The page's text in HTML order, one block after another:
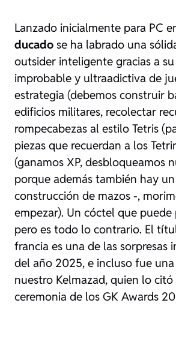
Lanzado inicialmente para PC
ducado se ha labrado una
outsider inteligente gracias a
improbable y ultraadictiva de
estrategia (debemos construir
edificios militares, recolectar
rompecabezas al estilo Tetris
piezas que recuerdan a los
(ganamos XP, desbloqueamos
porque además también hay
construcción de mazos -,
empezar). Un cóctel que
pero es todo lo contrario. El
francia es una de las sorpresas
del año 2025, e incluso fue
nuestro Kelmazad, quien lo
ceremonia de los GK Awards